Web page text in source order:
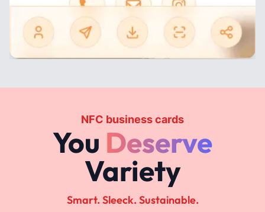
NFC business cards
You Deserve
Variety
Smart. Sleeck. Sustainable.